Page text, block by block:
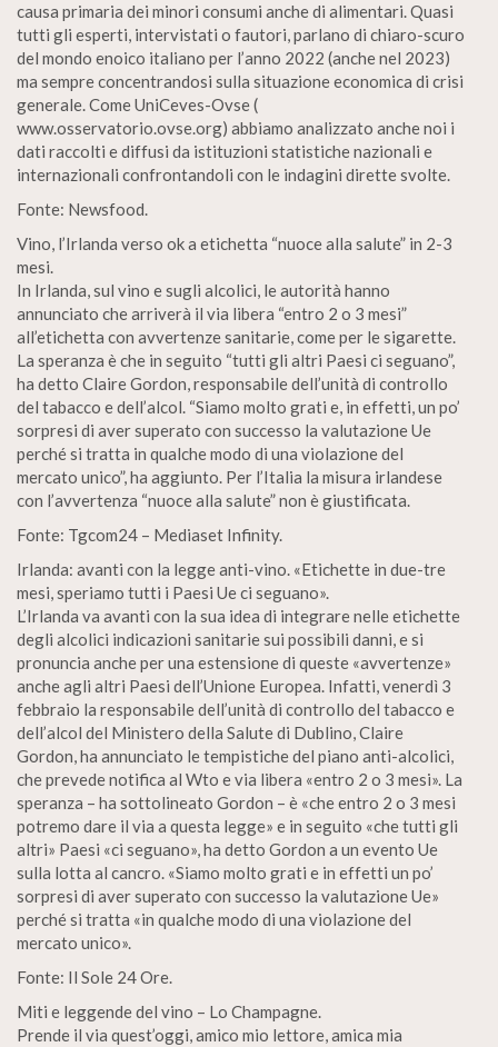
causa primaria dei minori consumi anche di alimentari. Quasi
tutti gli esperti, intervistati o fautori, parlano di chiaro-scuro
del mondo enoico italiano per l’anno 2022 (anche nel 2023)
ma sempre concentrandosi sulla situazione economica di crisi
generale. Come UniCeves-Ovse (
www.osservatorio.ovse.org) abbiamo analizzato anche noi i
dati raccolti e diffusi da istituzioni statistiche nazionali e
internazionali confrontandoli con le indagini dirette svolte.
Fonte: Newsfood.
Vino, l’Irlanda verso ok a etichetta “nuoce alla salute” in 2-3
mesi.
In Irlanda, sul vino e sugli alcolici, le autorità hanno
annunciato che arriverà il via libera “entro 2 o 3 mesi”
all’etichetta con avvertenze sanitarie, come per le sigarette.
La speranza è che in seguito “tutti gli altri Paesi ci seguano”,
ha detto Claire Gordon, responsabile dell’unità di controllo
del tabacco e dell’alcol. “Siamo molto grati e, in effetti, un po’
sorpresi di aver superato con successo la valutazione Ue
perché si tratta in qualche modo di una violazione del
mercato unico”, ha aggiunto. Per l’Italia la misura irlandese
con l’avvertenza “nuoce alla salute” non è giustificata.
Fonte: Tgcom24 – Mediaset Infinity.
Irlanda: avanti con la legge anti-vino. «Etichette in due-tre
mesi, speriamo tutti i Paesi Ue ci seguano».
L’Irlanda va avanti con la sua idea di integrare nelle etichette
degli alcolici indicazioni sanitarie sui possibili danni, e si
pronuncia anche per una estensione di queste «avvertenze»
anche agli altri Paesi dell’Unione Europea. Infatti, venerdì 3
febbraio la responsabile dell’unità di controllo del tabacco e
dell’alcol del Ministero della Salute di Dublino, Claire
Gordon, ha annunciato le tempistiche del piano anti-alcolici,
che prevede notifica al Wto e via libera «entro 2 o 3 mesi». La
speranza – ha sottolineato Gordon – è «che entro 2 o 3 mesi
potremo dare il via a questa legge» e in seguito «che tutti gli
altri» Paesi «ci seguano», ha detto Gordon a un evento Ue
sulla lotta al cancro. «Siamo molto grati e in effetti un po’
sorpresi di aver superato con successo la valutazione Ue»
perché si tratta «in qualche modo di una violazione del
mercato unico».
Fonte: Il Sole 24 Ore.
Miti e leggende del vino – Lo Champagne.
Prende il via quest’oggi, amico mio lettore, amica mia